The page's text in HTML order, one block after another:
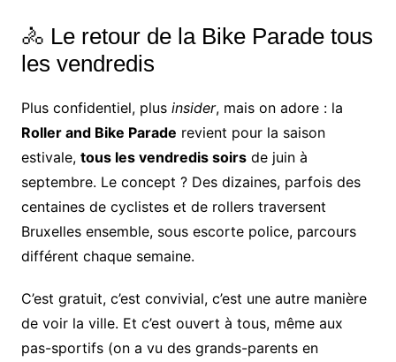
🚴 Le retour de la Bike Parade tous
les vendredis
Plus confidentiel, plus insider, mais on adore : la
Roller and Bike Parade revient pour la saison
estivale, tous les vendredis soirsde juin à
septembre. Le concept ? Des dizaines, parfois des
centaines de cyclistes et de rollers traversent
Bruxelles ensemble, sous escorte police, parcours
différent chaque semaine.
C’est gratuit, c’est convivial, c’est une autre manière
de voir la ville. Et c’est ouvert à tous, même aux
pas-sportifs (on a vu des grands-parents en